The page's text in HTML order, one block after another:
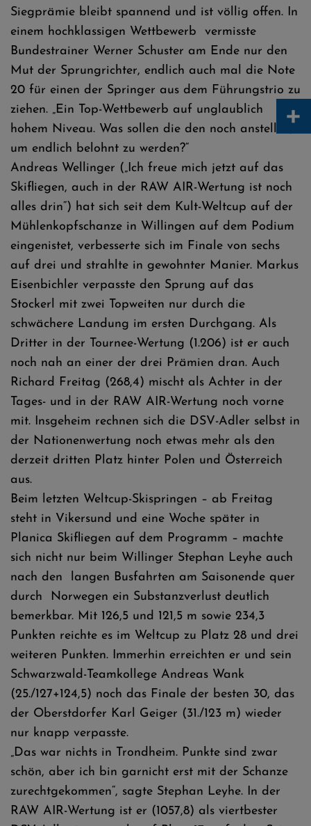
Siegprämie bleibt spannend und ist völlig offen. In
einem hochklassigen Wettbewerb vermisste
Bundestrainer Werner Schuster am Ende nur den
Mut der Sprungrichter, endlich auch mal die Note
20 für einen der Springer aus dem Führungstrio zu
ziehen. „Ein Top-Wettbewerb auf unglaublich
hohem Niveau. Was sollen die den noch anstellen,
um endlich belohnt zu werden?“
Andreas Wellinger („Ich freue mich jetzt auf das
Skifliegen, auch in der RAW AIR-Wertung ist noch
alles drin“) hat sich seit dem Kult-Weltcup auf der
Mühlenkopfschanze in Willingen auf dem Podium
eingenistet, verbesserte sich im Finale von sechs
auf drei und strahlte in gewohnter Manier. Markus
Eisenbichler verpasste den Sprung auf das
Stockerl mit zwei Topweiten nur durch die
schwächere Landung im ersten Durchgang. Als
Dritter in der Tournee-Wertung (1.206) ist er auch
noch nah an einer der drei Prämien dran. Auch
Richard Freitag (268,4) mischt als Achter in der
Tages- und in der RAW AIR-Wertung noch vorne
mit. Insgeheim rechnen sich die DSV-Adler selbst in
der Nationenwertung noch etwas mehr als den
derzeit dritten Platz hinter Polen und Österreich
aus.
Beim letzten Weltcup-Skispringen – ab Freitag
steht in Vikersund und eine Woche später in
Planica Skifliegen auf dem Programm – machte
sich nicht nur beim Willinger Stephan Leyhe auch
nach den langen Busfahrten am Saisonende quer
durch Norwegen ein Substanzverlust deutlich
bemerkbar. Mit 126,5 und 121,5 m sowie 234,3
Punkten reichte es im Weltcup zu Platz 28 und drei
weiteren Punkten. Immerhin erreichten er und sein
Schwarzwald-Teamkollege Andreas Wank
(25./127+124,5) noch das Finale der besten 30, das
der Oberstdorfer Karl Geiger (31./123 m) wieder
nur knapp verpasste.
„Das war nichts in Trondheim. Punkte sind zwar
schön, aber ich bin garnicht erst mit der Schanze
zurechtgekommen“, sagte Stephan Leyhe. In der
RAW AIR-Wertung ist er (1057,8) als viertbester
+